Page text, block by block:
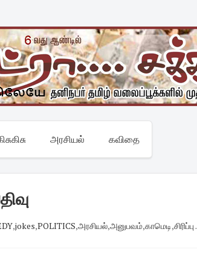
அரசியல் கவிதை
,jokes,POLITICS,அரசியல்,அனுபவம்,காமெடி,சிரிப்பு .